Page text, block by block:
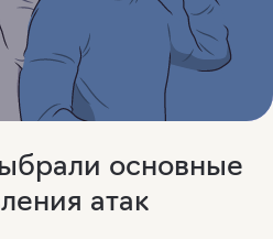
основные
атак